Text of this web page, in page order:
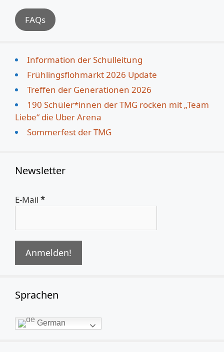
FAQs
Information der Schulleitung
Frühlingsflohmarkt 2026 Update
Treffen der Generationen 2026
190 Schüler*innen der TMG rocken mit „Team
Liebe“ die Uber Arena
Sommerfest der TMG
Newsletter
E-Mail *
Sprachen
German